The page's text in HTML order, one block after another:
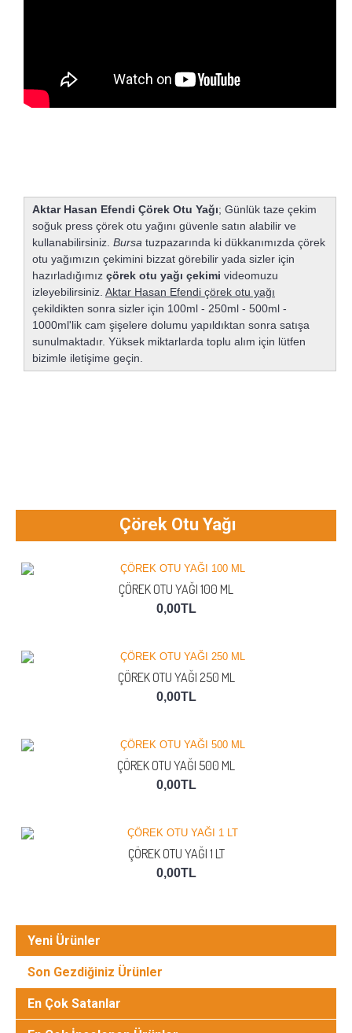
Aktar Hasan Efendi Çörek Otu Yağı; Günlük taze çekim
soğuk press çörek otu yağını güvenle satın alabilir ve
kullanabilirsiniz. Bursa tuzpazarında ki dükkanımızda çörek
otu yağımızın çekimini bizzat görebilir yada sizler için
hazırladığımız çörek otu yağı çekimi videomuzu
izleyebilirsiniz. Aktar Hasan Efendi çörek otu yağı
çekildikten sonra sizler için 100ml - 250ml - 500ml -
1000ml'lik cam şişelere dolumu yapıldıktan sonra satışa
sunulmaktadır. Yüksek miktarlarda toplu alım için lütfen
bizimle iletişime geçin.
Çörek Otu Yağı
ÇÖREK OTU YAĞI 100 ML
0,00TL
ÇÖREK OTU YAĞI 250 ML
0,00TL
ÇÖREK OTU YAĞI 500 ML
0,00TL
ÇÖREK OTU YAĞI 1 LT
0,00TL
Yeni Ürünler
Son Gezdiğiniz Ürünler
En Çok Satanlar